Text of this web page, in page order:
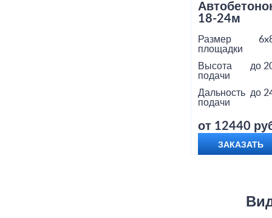
18-24м
Размер
площадки
Высота
подачи
до
Дальность
подачи
до
от 12440
ЗАКАЗАТЬ